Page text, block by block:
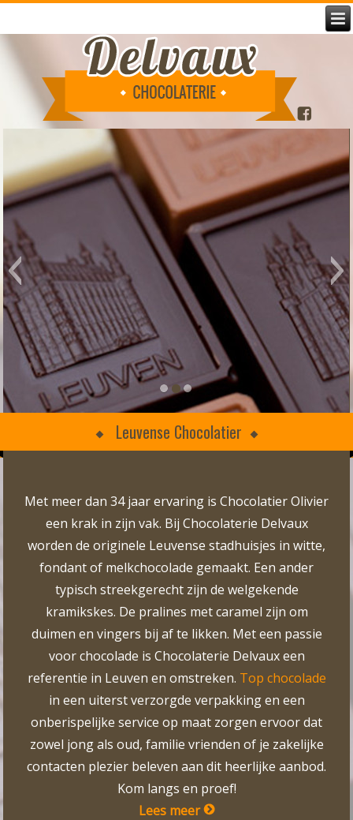
Leuvense Chocolatier
Met meer dan 34 jaar ervaring is Chocolatier Olivier
een krak in zijn vak. Bij Chocolaterie Delvaux
worden de originele Leuvense stadhuisjes in witte,
fondant of melkchocolade gemaakt. Een ander
typisch streekgerecht zijn de welgekende
kramikskes. De pralines met caramel zijn om
duimen en vingers bij af te likken. Met een passie
voor chocolade is Chocolaterie Delvaux een
referentie in Leuven en omstreken. Top chocolade
in een uiterst verzorgde verpakking en een
onberispelijke service op maat zorgen ervoor dat
zowel jong als oud, familie vrienden of je zakelijke
contacten plezier beleven aan dit heerlijke aanbod.
Kom langs en proef!
Lees meer